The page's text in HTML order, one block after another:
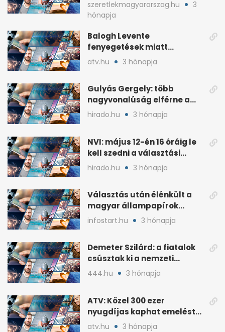
szeretlekmagyarorszag.hu
3
hónapja
Balogh Levente
fenyegetések miatt
lemondta erdélyi előadás-
atv.hu 3 hónapja
Gulyás Gergely: több
nagyvonalúság elférne a
kétharmados győztesekben
hirado.hu 3 hónapja
NVI: május 12-én 16 óráig le
kell szedni a választási
plakátokat
hirado.hu 3 hónapja
Választás után élénkült a
magyar állampapírok
lakossági értékesítése
infostart.hu 3 hónapja
Demeter Szilárd: a fiatalok
csúsztak ki a nemzeti
kultúrából
444.hu 3 hónapja
ATV: Közel 300 ezer
nyugdíjas kaphat emelést
idén a Tisza terve szerint
atv.hu 3 hónapja